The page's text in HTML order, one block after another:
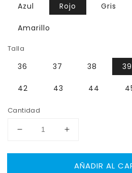
Azul Rojo Gris
Amarillo
Talla
36 37 38 39
42 43 44
Cantidad
Reducir
para
Aumentar
para
AZEMAD
AÑADIR AL